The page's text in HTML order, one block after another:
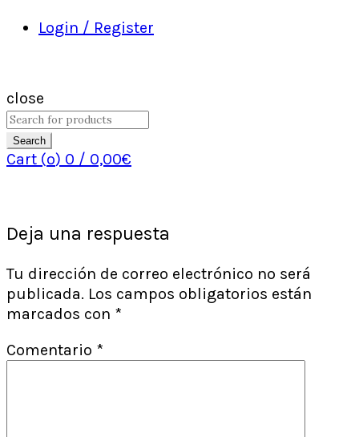
Login / Register
close
Search
Cart (o) 0 / 0,00€
Deja una respuesta
Tu dirección de correo electrónico no será
publicada. Los campos obligatorios están
marcados con *
Comentario *